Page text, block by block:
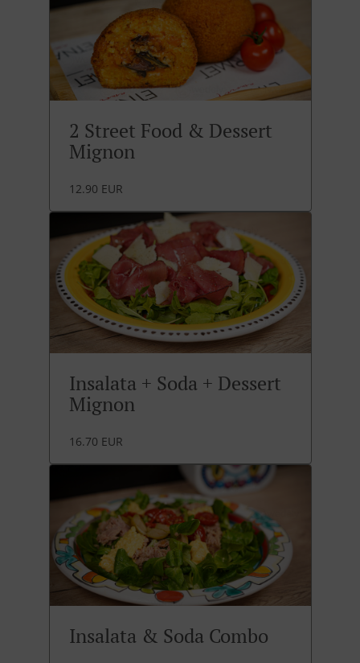
2 Street Food & Dessert
Mignon
12.90 EUR
Insalata + Soda + Dessert
Mignon
16.70 EUR
Insalata & Soda Combo